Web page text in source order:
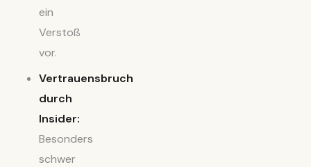
ein
Verstoß
vor.
Vertrauensbruch
durch
Insider:
Besonders
schwer